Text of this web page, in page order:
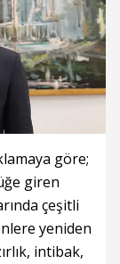
göre;
giren
çeşitli
yeniden
intibak,